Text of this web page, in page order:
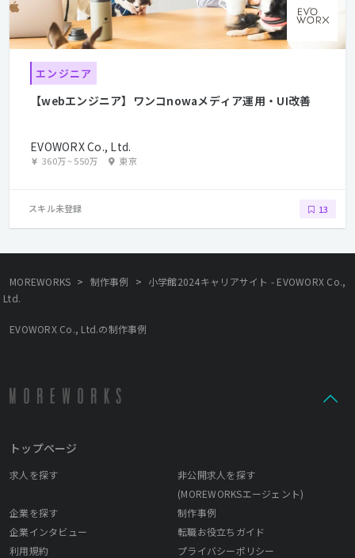
エンジニア
【webエンジニア】ワンコnowaメディア運用・UI改善
EVOWORX Co., Ltd.
360万~550万 東京
スキル未登録 13
MOREWORKS > 制作事例 > 小学館2024キャリアサイト - EVOWORX Co.,
Ltd.
EVOWORX Co., Ltd.の制作事例
トップページ
求人を探す
非公開求人を探す
(MOREWORKSエージェント)
企業を探す
制作事例
企業インタビュー
転職お役立ちガイド
利用規約
プライバシーポリシー